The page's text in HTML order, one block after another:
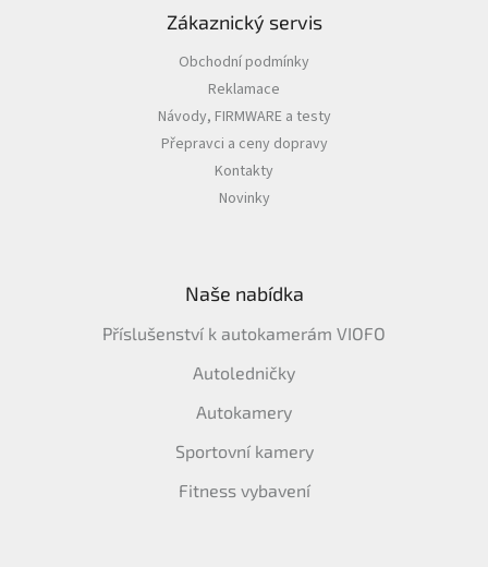
Zákaznický servis
Obchodní podmínky
Reklamace
Návody, FIRMWARE a testy
Přepravci a ceny dopravy
Kontakty
Novinky
Naše nabídka
Příslušenství k autokamerám VIOFO
Autoledničky
Autokamery
Sportovní kamery
Fitness vybavení